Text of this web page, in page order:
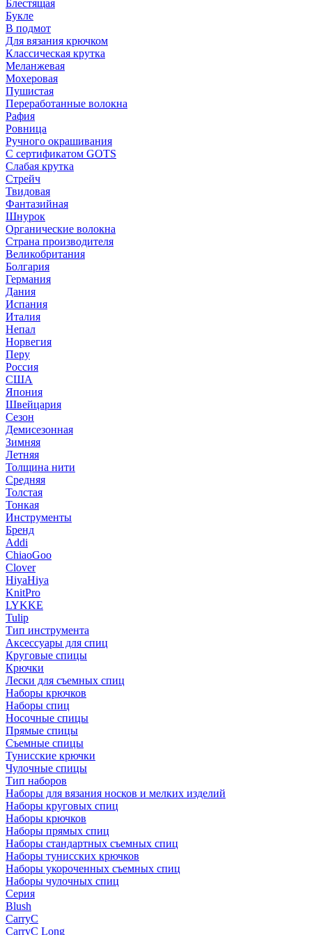
Блестящая
Букле
В подмот
Для вязания крючком
Классическая крутка
Меланжевая
Мохеровая
Пушистая
Переработанные волокна
Рафия
Ровница
Ручного окрашивания
С сертификатом GOTS
Слабая крутка
Стрейч
Твидовая
Фантазийная
Шнурок
Органические волокна
Страна производителя
Великобритания
Болгария
Германия
Дания
Испания
Италия
Непал
Норвегия
Перу
Россия
США
Япония
Швейцария
Сезон
Демисезонная
Зимняя
Летняя
Толщина нити
Средняя
Толстая
Тонкая
Инструменты
Бренд
Addi
ChiaoGoo
Clover
HiyaHiya
KnitPro
LYKKE
Tulip
Тип инструмента
Аксессуары для спиц
Круговые спицы
Крючки
Лески для съемных спиц
Наборы крючков
Наборы спиц
Носочные спицы
Прямые спицы
Съемные спицы
Тунисские крючки
Чулочные спицы
Тип наборов
Наборы для вязания носков и мелких изделий
Наборы круговых спиц
Наборы крючков
Наборы прямых спиц
Наборы стандартных съемных спиц
Наборы тунисских крючков
Наборы укороченных съемных спиц
Наборы чулочных спиц
Серия
Blush
CarryC
CarryC Long